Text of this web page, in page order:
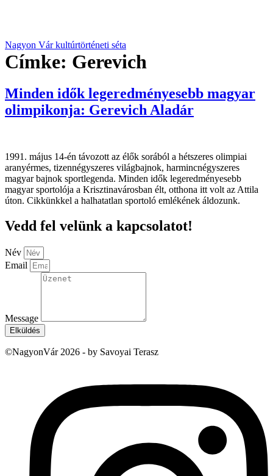
Nagyon Vár kultúrtörténeti séta
Címke: Gerevich
Minden idők legeredményesebb magyar
olimpikonja: Gerevich Aladár
1991. május 14-én távozott az élők sorából a hétszeres olimpiai
aranyérmes, tizennégyszeres világbajnok, harmincnégyszeres
magyar bajnok sportlegenda. Minden idők legeredményesebb
magyar sportolója a Krisztinavárosban élt, otthona itt volt az Attila
úton. Cikkünkkel a halhatatlan sportoló emlékének áldozunk.
Vedd fel velünk a kapcsolatot!
Név
Email
Message
Elküldés
©NagyonVár 2026 - by Savoyai Terasz